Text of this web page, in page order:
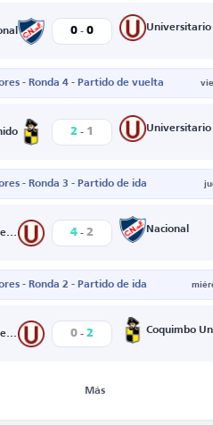
0 - 0
- Ronda 4 - Partido de vuelta
2 - 1
- Ronda 3 - Partido de ida
Universitario de Deportes 4 - 2 Nacional
- Ronda 2 - Partido de ida
Universitario de Deportes 0 - 2 Coquimbo
Más